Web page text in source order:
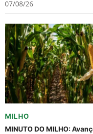
07/08/26
MILHO
MINUTO DO MILHO: